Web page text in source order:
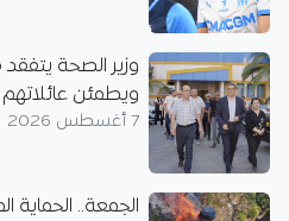
وزير الصحة
ويطمئن عائلاتهم
7 أغسطس 2026